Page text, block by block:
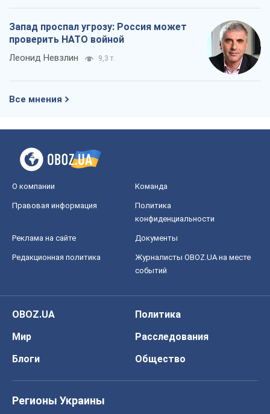
Запад проспал угрозу: Россия может
проверить НАТО войной
Леонид Невзлин 9,3 т.
Все мнения
О компании Команда
Правовая информация
Политика
конфиденциальности
Реклама на сайте Документы
Редакционная политика
Журналисты OBOZ.UA на месте
событий
OBOZ.UA
Политика
Мир
Расследования
Блоги
Общество
Регионы Украины